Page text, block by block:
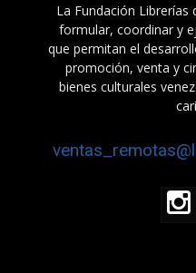
La Fundación
formular, coordinar y
que permitan el
promoción, venta y
bienes culturales